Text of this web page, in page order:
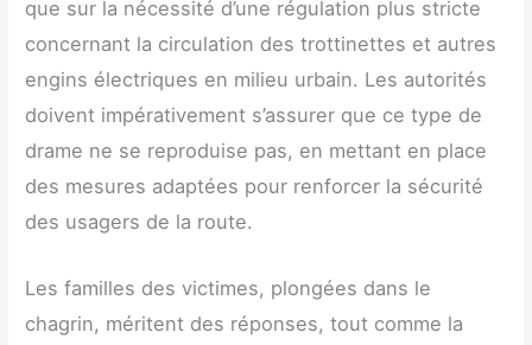
que sur la nécessité d’une régulation plus stricte
concernant la circulation des trottinettes et autres
engins électriques en milieu urbain. Les autorités
doivent impérativement s’assurer que ce type de
drame ne se reproduise pas, en mettant en place
des mesures adaptées pour renforcer la sécurité
des usagers de la route.
Les familles des victimes, plongées dans le
chagrin, méritent des réponses, tout comme la